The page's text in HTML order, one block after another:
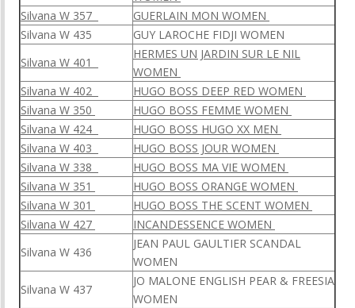
Silvana W 357
GUERLAIN MON WOMEN
Silvana W 435
GUY LAROCHE FIDJI WOMEN
Silvana W 401
HERMES UN JARDIN SUR LE NIL
WOMEN
Silvana W 402
HUGO BOSS DEEP RED WOMEN
Silvana W 350
HUGO BOSS FEMME WOMEN
Silvana W 424
HUGO BOSS HUGO XX MEN
Silvana W 403
HUGO BOSS JOUR WOMEN
Silvana W 338
HUGO BOSS MA VIE WOMEN
Silvana W 351
HUGO BOSS ORANGE WOMEN
Silvana W 301
HUGO BOSS THE SCENT WOMEN
Silvana W 427
INCANDESSENCE WOMEN
Silvana W 436
JEAN PAUL GAULTIER SCANDAL
WOMEN
Silvana W 437
JO MALONE ENGLISH PEAR & FREESIA
WOMEN